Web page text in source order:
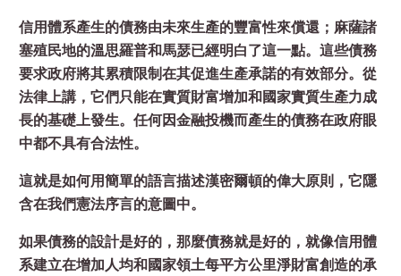
信用體系產生的債務由未來生產的豐富性來償還；麻薩諸
塞殖民地的溫思羅普和馬瑟已經明白了這一點。這些債務
要求政府將其累積限制在其促進生產承諾的有效部分。從
法律上講，它們只能在實質財富增加和國家實質生產力成
長的基礎上發生。任何因金融投機而產生的債務在政府眼
中都不具有合法性。
這就是如何用簡單的語言描述漢密爾頓的偉大原則，它隱
含在我們憲法序言的意圖中。
如果債務的設計是好的，那麼債務就是好的，就像信用體
系建立在增加人均和國家領土每平方公里淨財富創造的承